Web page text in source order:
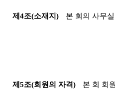
제4조(소재지) 본 회의 사무
제5조(회원의 자격) 본 회 회